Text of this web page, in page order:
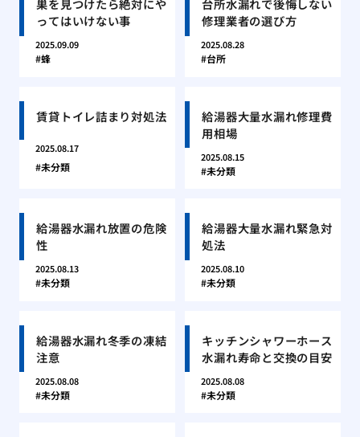
巣を見つけたら絶対にや
ってはいけない事
2025.09.09
蜂
台所水漏れで後悔しない
修理業者の選び方
2025.08.28
台所
賃貸トイレ詰まり対処法
2025.08.17
未分類
給湯器大量水漏れ修理費
用相場
2025.08.15
未分類
給湯器水漏れ放置の危険
性
2025.08.13
未分類
給湯器大量水漏れ緊急対
処法
2025.08.10
未分類
給湯器水漏れ冬季の凍結
注意
2025.08.08
未分類
キッチンシャワーホース
水漏れ寿命と交換の目安
2025.08.08
未分類